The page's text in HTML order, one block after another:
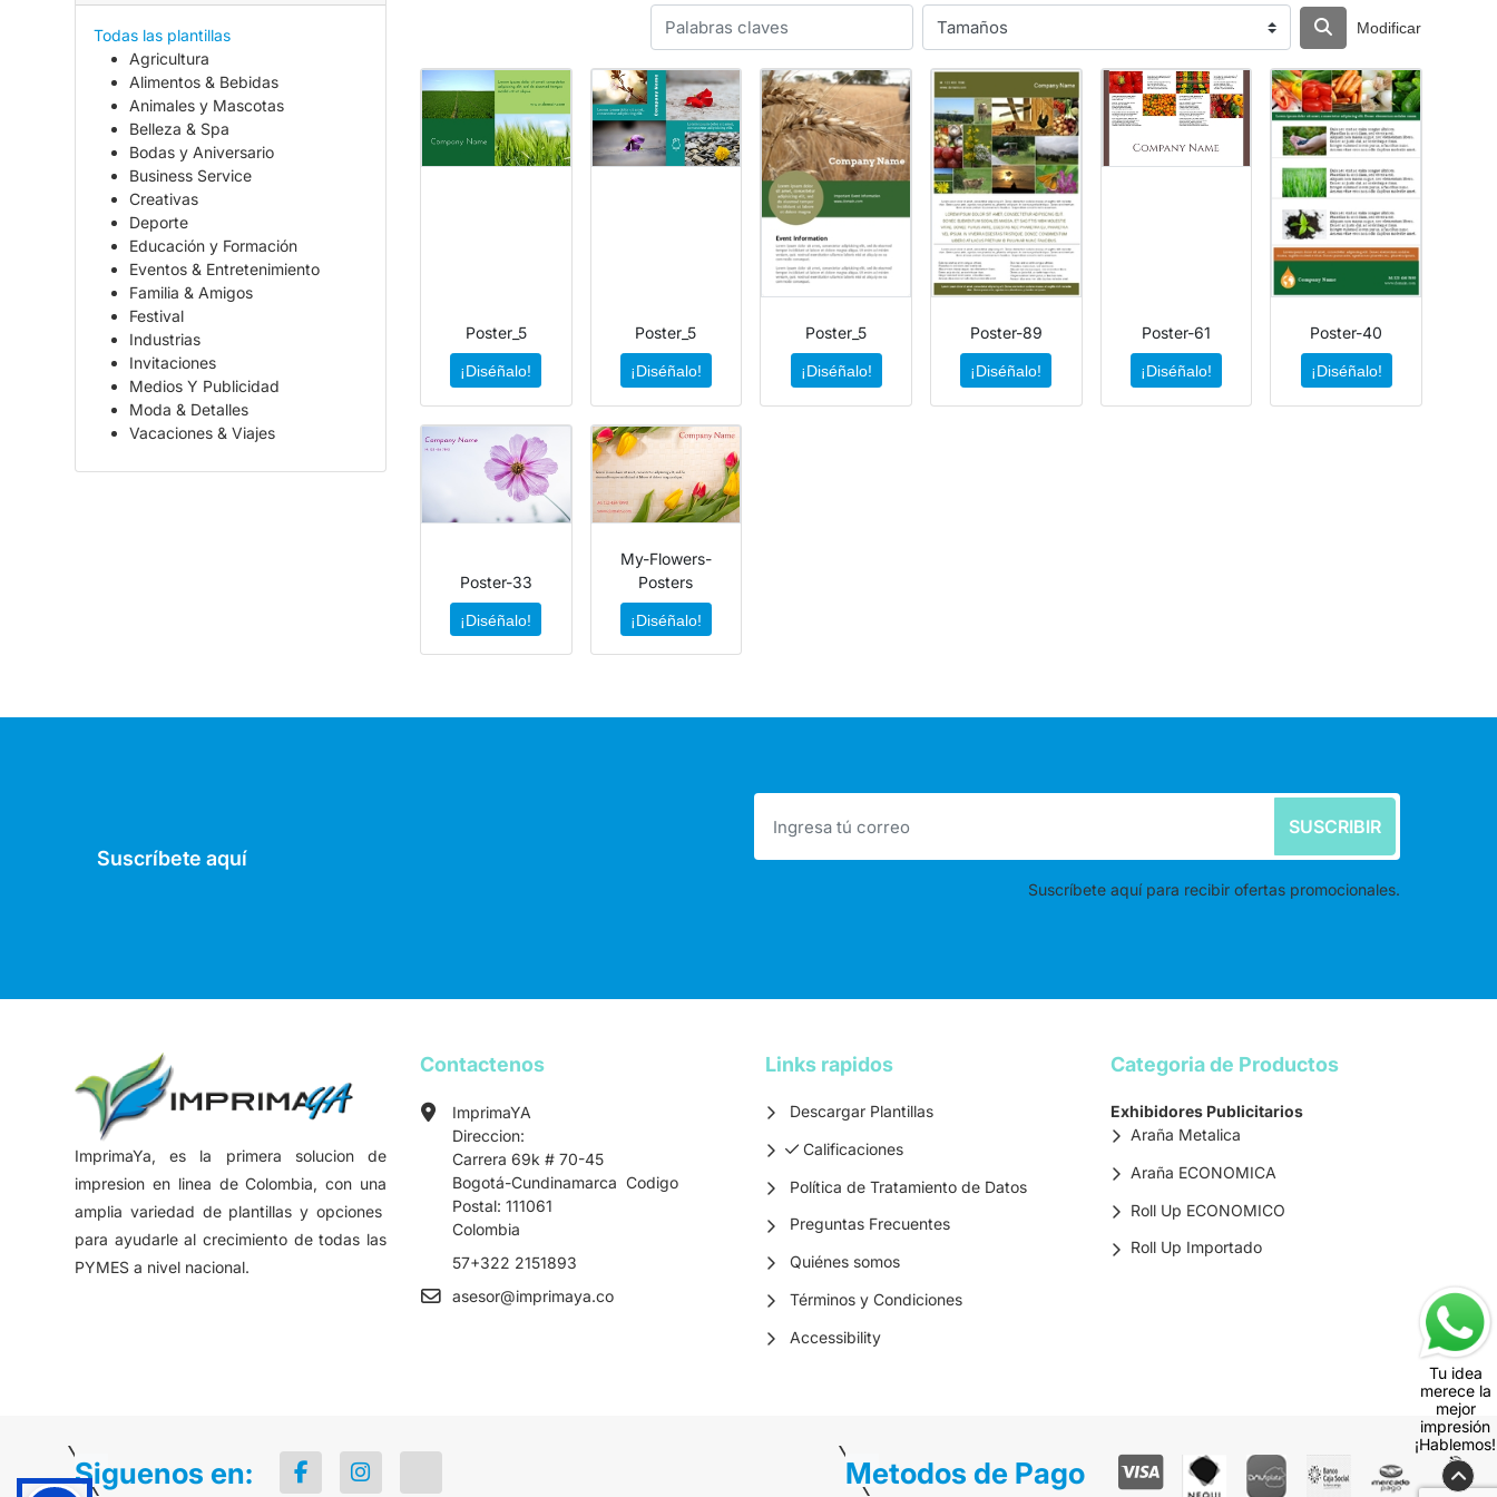
Todas las plantillas
Agricultura
Alimentos & Bebidas
Animales y Mascotas
Belleza & Spa
Bodas y Aniversario
Business Service
Creativas
Deporte
Educación y Formación
Eventos & Entretenimiento
Familia & Amigos
Festival
Industrias
Invitaciones
Medios Y Publicidad
Moda & Detalles
Vacaciones & Viajes
Modificar
Poster_5
¡Diséñalo!
Poster_5
¡Diséñalo!
Poster_5
¡Diséñalo!
Poster-89
¡Diséñalo!
Poster-61
¡Diséñalo!
Poster-40
¡Diséñalo!
Poster-33
¡Diséñalo!
My-Flowers-
Posters
¡Diséñalo!
Suscríbete aquí
SUSCRIBIR
Suscríbete aquí para recibir ofertas promocionales.
ImprimaYa, es la primera solucion de
impresion en linea de Colombia, con una
amplia variedad de plantillas y opciones
para ayudarle al crecimiento de todas las
PYMES a nivel nacional.
Contactenos
ImprimaYA
Direccion:
Carrera 69k # 70-45
Bogotá-Cundinamarca Codigo
Postal: 111061
Colombia
57+322 2151893
asesor@imprimaya.co
Links rapidos
Descargar Plantillas
Calificaciones
Calificaciones
Política de Tratamiento de Datos
Preguntas Frecuentes
Quiénes somos
Términos y Condiciones
Accessibility
Categoria de Productos
Exhibidores Publicitarios
Araña Metalica
Araña ECONOMICA
Roll Up ECONOMICO
Roll Up Importado
Siguenos en: Metodos de Pago
Tu idea
merece la
mejor
impresión
¡Hablemos!
🎯